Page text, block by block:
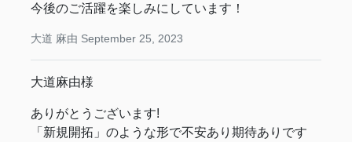
今後のご活躍を楽しみにしています！
大道 麻由 September 25, 2023
大道麻由様
ありがとうございます!
「新規開拓」のような形で不安あり期待ありです